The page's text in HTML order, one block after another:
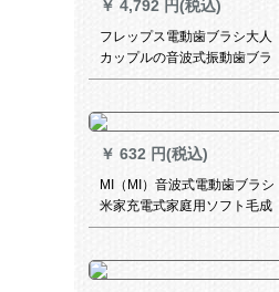
￥ 4,792 円(税込)
フレップス電動歯ブラシ大人
カップルの音波式振動歯ブラ
シ健康ケア歯茎（歯ブラシケ
本付
￥ 632 円(税込)
MI（MI）音波式電動歯ブラシ
米家充電式家庭用ソフト毛成
人スマート口腔洗浄電動歯ブ
（通用型）3本セット